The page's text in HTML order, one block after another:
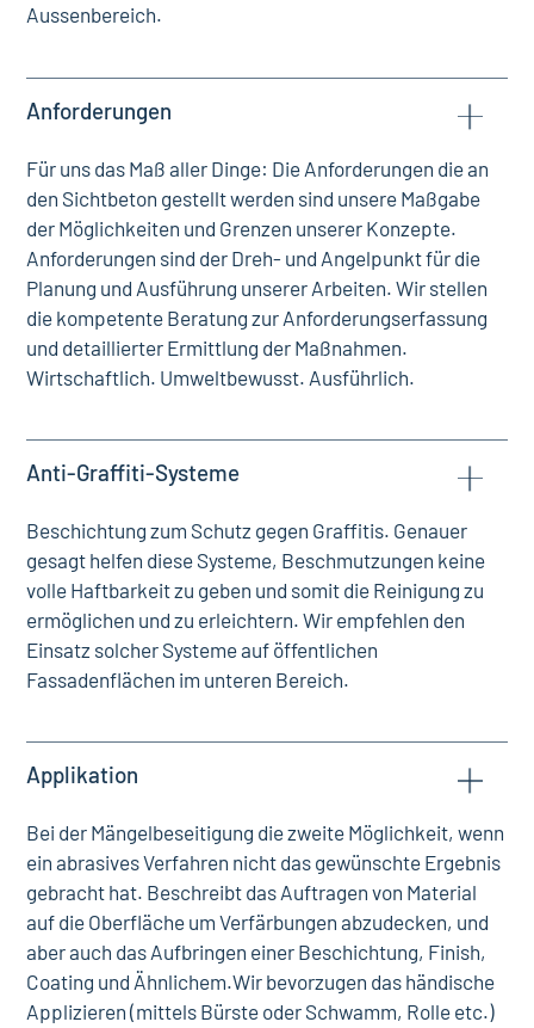
Aussenbereich.
Anforderungen
Für uns das Maß aller Dinge: Die Anforderungen die an
den Sichtbeton gestellt werden sind unsere Maßgabe
der Möglichkeiten und Grenzen unserer Konzepte.
Anforderungen sind der Dreh- und Angelpunkt für die
Planung und Ausführung unserer Arbeiten. Wir stellen
die kompetente Beratung zur Anforderungserfassung
und detaillierter Ermittlung der Maßnahmen.
Wirtschaftlich. Umweltbewusst. Ausführlich.
Anti-Graffiti-Systeme
Beschichtung zum Schutz gegen Graffitis. Genauer
gesagt helfen diese Systeme, Beschmutzungen keine
volle Haftbarkeit zu geben und somit die Reinigung zu
ermöglichen und zu erleichtern. Wir empfehlen den
Einsatz solcher Systeme auf öffentlichen
Fassadenflächen im unteren Bereich.
Applikation
Bei der Mängelbeseitigung die zweite Möglichkeit, wenn
ein abrasives Verfahren nicht das gewünschte Ergebnis
gebracht hat. Beschreibt das Auftragen von Material
auf die Oberfläche um Verfärbungen abzudecken, und
aber auch das Aufbringen einer Beschichtung, Finish,
Coating und Ähnlichem.Wir bevorzugen das händische
Applizieren (mittels Bürste oder Schwamm, Rolle etc.)